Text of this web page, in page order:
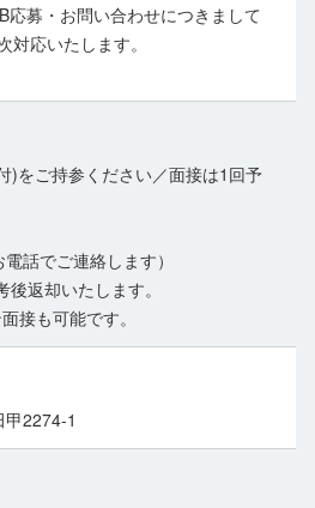
応募・お問い合わせにつきまして
応いたします。
)をご持参ください／面接は1回予
話でご連絡します）
返却いたします。
接も可能です。
2274-1